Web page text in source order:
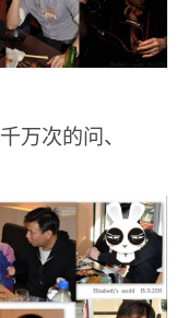
万次的问、